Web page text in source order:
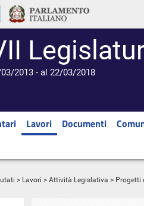
2013 - al 22/03/2018
Lavori Documenti
> Lavori > Attività Legislativa > Progetti